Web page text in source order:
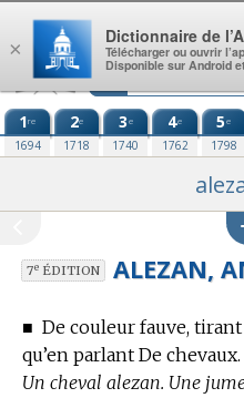
Aller au contenu
1re
1694
2e
1718
3e
1740
4e
1762
5e
1798
7eÉDITION ALEZAN,
■ De couleur fauve,
qu’en parlant De chevaux.
Un cheval alezan. Une
×
Dictionnaire de
Télécharger ou ouvrir
Disponible sur Android